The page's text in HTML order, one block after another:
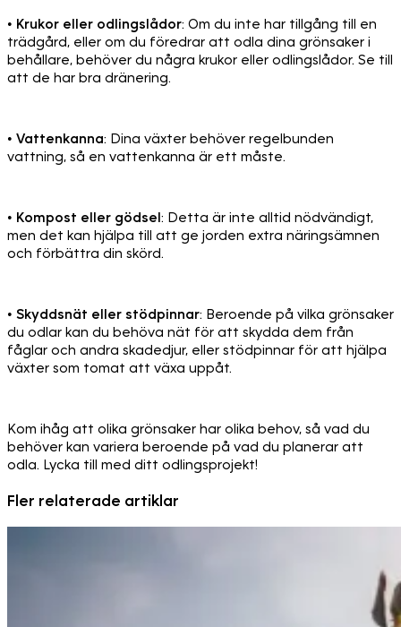
• Krukor eller odlingslådor: Om du inte har tillgång till en
trädgård, eller om du föredrar att odla dina grönsaker i
behållare, behöver du några krukor eller odlingslådor. Se till
att de har bra dränering.
• Vattenkanna: Dina växter behöver regelbunden
vattning, så en vattenkanna är ett måste.
• Kompost eller gödsel: Detta är inte alltid nödvändigt,
men det kan hjälpa till att ge jorden extra näringsämnen
och förbättra din skörd.
• Skyddsnät eller stödpinnar: Beroende på vilka grönsaker
du odlar kan du behöva nät för att skydda dem från
fåglar och andra skadedjur, eller stödpinnar för att hjälpa
växter som tomat att växa uppåt.
Kom ihåg att olika grönsaker har olika behov, så vad du
behöver kan variera beroende på vad du planerar att
odla. Lycka till med ditt odlingsprojekt!
Fler relaterade artiklar